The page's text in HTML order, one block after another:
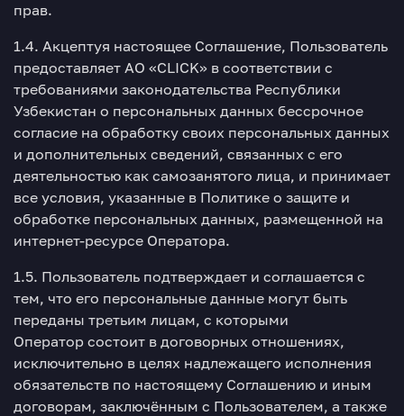
прав.
1.4. Акцептуя настоящее Соглашение, Пользователь
предоставляет АО «CLICK» в соответствии с
требованиями законодательства Республики
Узбекистан о персональных данных бессрочное
согласие на обработку своих персональных данных
и дополнительных сведений, связанных с его
деятельностью как самозанятого лица, и принимает
все условия, указанные в Политике о защите и
обработке персональных данных, размещенной на
интернет-ресурсе Оператора.
1.5. Пользователь подтверждает и соглашается с
тем, что его персональные данные могут быть
переданы третьим лицам, с которыми
Оператор состоит в договорных отношениях,
исключительно в целях надлежащего исполнения
обязательств по настоящему Соглашению и иным
договорам, заключённым с Пользователем, а также